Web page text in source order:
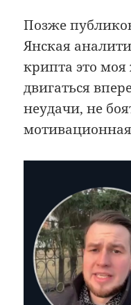
Позже
Янская
крипта это
двигаться
неудачи, не